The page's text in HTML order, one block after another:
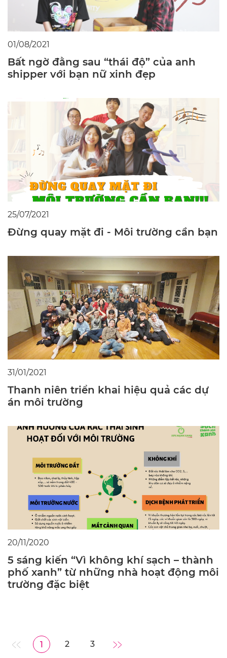
01/08/2021
Bất ngờ đằng sau “thái độ” của anh
shipper với bạn nữ xinh đẹp
25/07/2021
Đừng quay mặt đi - Môi trường cần bạn
31/01/2021
Thanh niên triển khai hiệu quả các dự
án môi trường
20/11/2020
5 sáng kiến “Vì không khí sạch – thành
phố xanh” từ những nhà hoạt động môi
trường đặc biệt
1 2 3